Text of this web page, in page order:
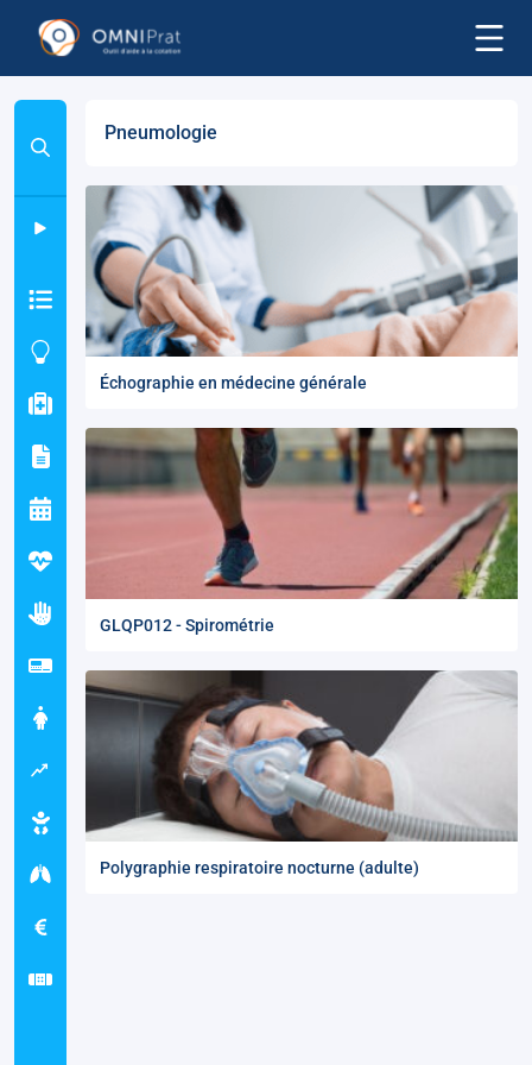
Pneumologie
Échographie en médecine générale
GLQP012 - Spirométrie
Polygraphie respiratoire nocturne (adulte)